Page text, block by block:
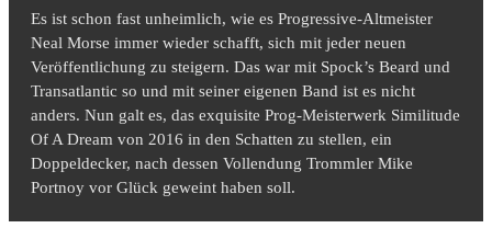
Es ist schon fast unheimlich, wie es Progressive-Altmeister
Neal Morse immer wieder schafft, sich mit jeder neuen
Veröffentlichung zu steigern. Das war mit Spock’s Beard und
Transatlantic so und mit seiner eigenen Band ist es nicht
anders. Nun galt es, das exquisite Prog-Meisterwerk Similitude
Of A Dream von 2016 in den Schatten zu stellen, ein
Doppeldecker, nach dessen Vollendung Trommler Mike
Portnoy vor Glück geweint haben soll.